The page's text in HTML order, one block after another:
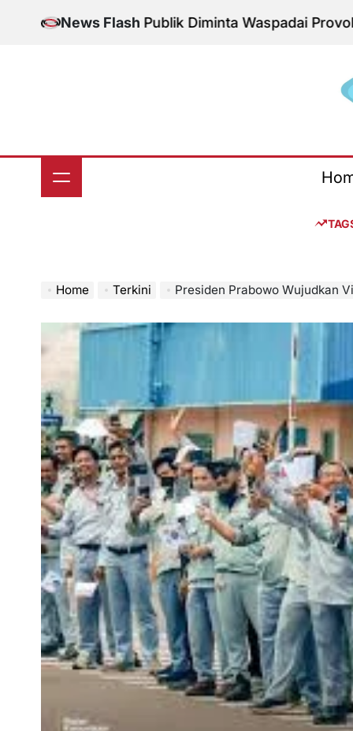
News Flash
Aman, Publik Diminta Waspadai Provokasi Jelang
Home Terkini Presiden Prabowo Wujudkan Visi